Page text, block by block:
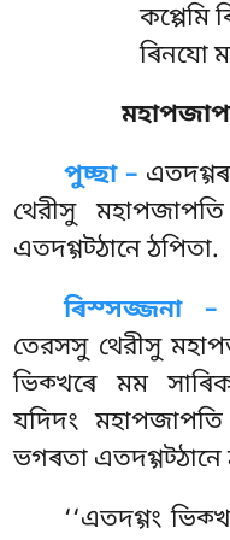
কপ্পেমি
ৰিনযো
পুচ্ছা –
থেরীসু
এতদগ্গট্ঠানে ঠপিতা.
ৰিস্সজ্জনা –
তেরসসু থেরীসু
ভিক্খৰে মম
যদিদং
ভগৰতা এতদগ্গট্ঠানে
‘‘এতদগ্গং